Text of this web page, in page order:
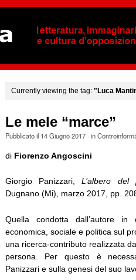
Currently viewing the tag: "Luca
Le mele “marce”
Pubblicato il 14 Giugno 2017· in
di Fiorenzo Angoscini
Giorgio Panizzari,L’albero del
Dugnano (Mi), marzo 2017, pp.
Quella condotta dall’autore in
economica, sociale e politica sul
una ricerca-contributo realizzata
persona. Per questo è
Panizzari e sulla genesi del suo